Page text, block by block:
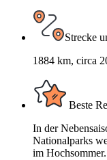
Strecke
1884 km, circa
Beste
In der
Nationalparks
im Hochsommer.